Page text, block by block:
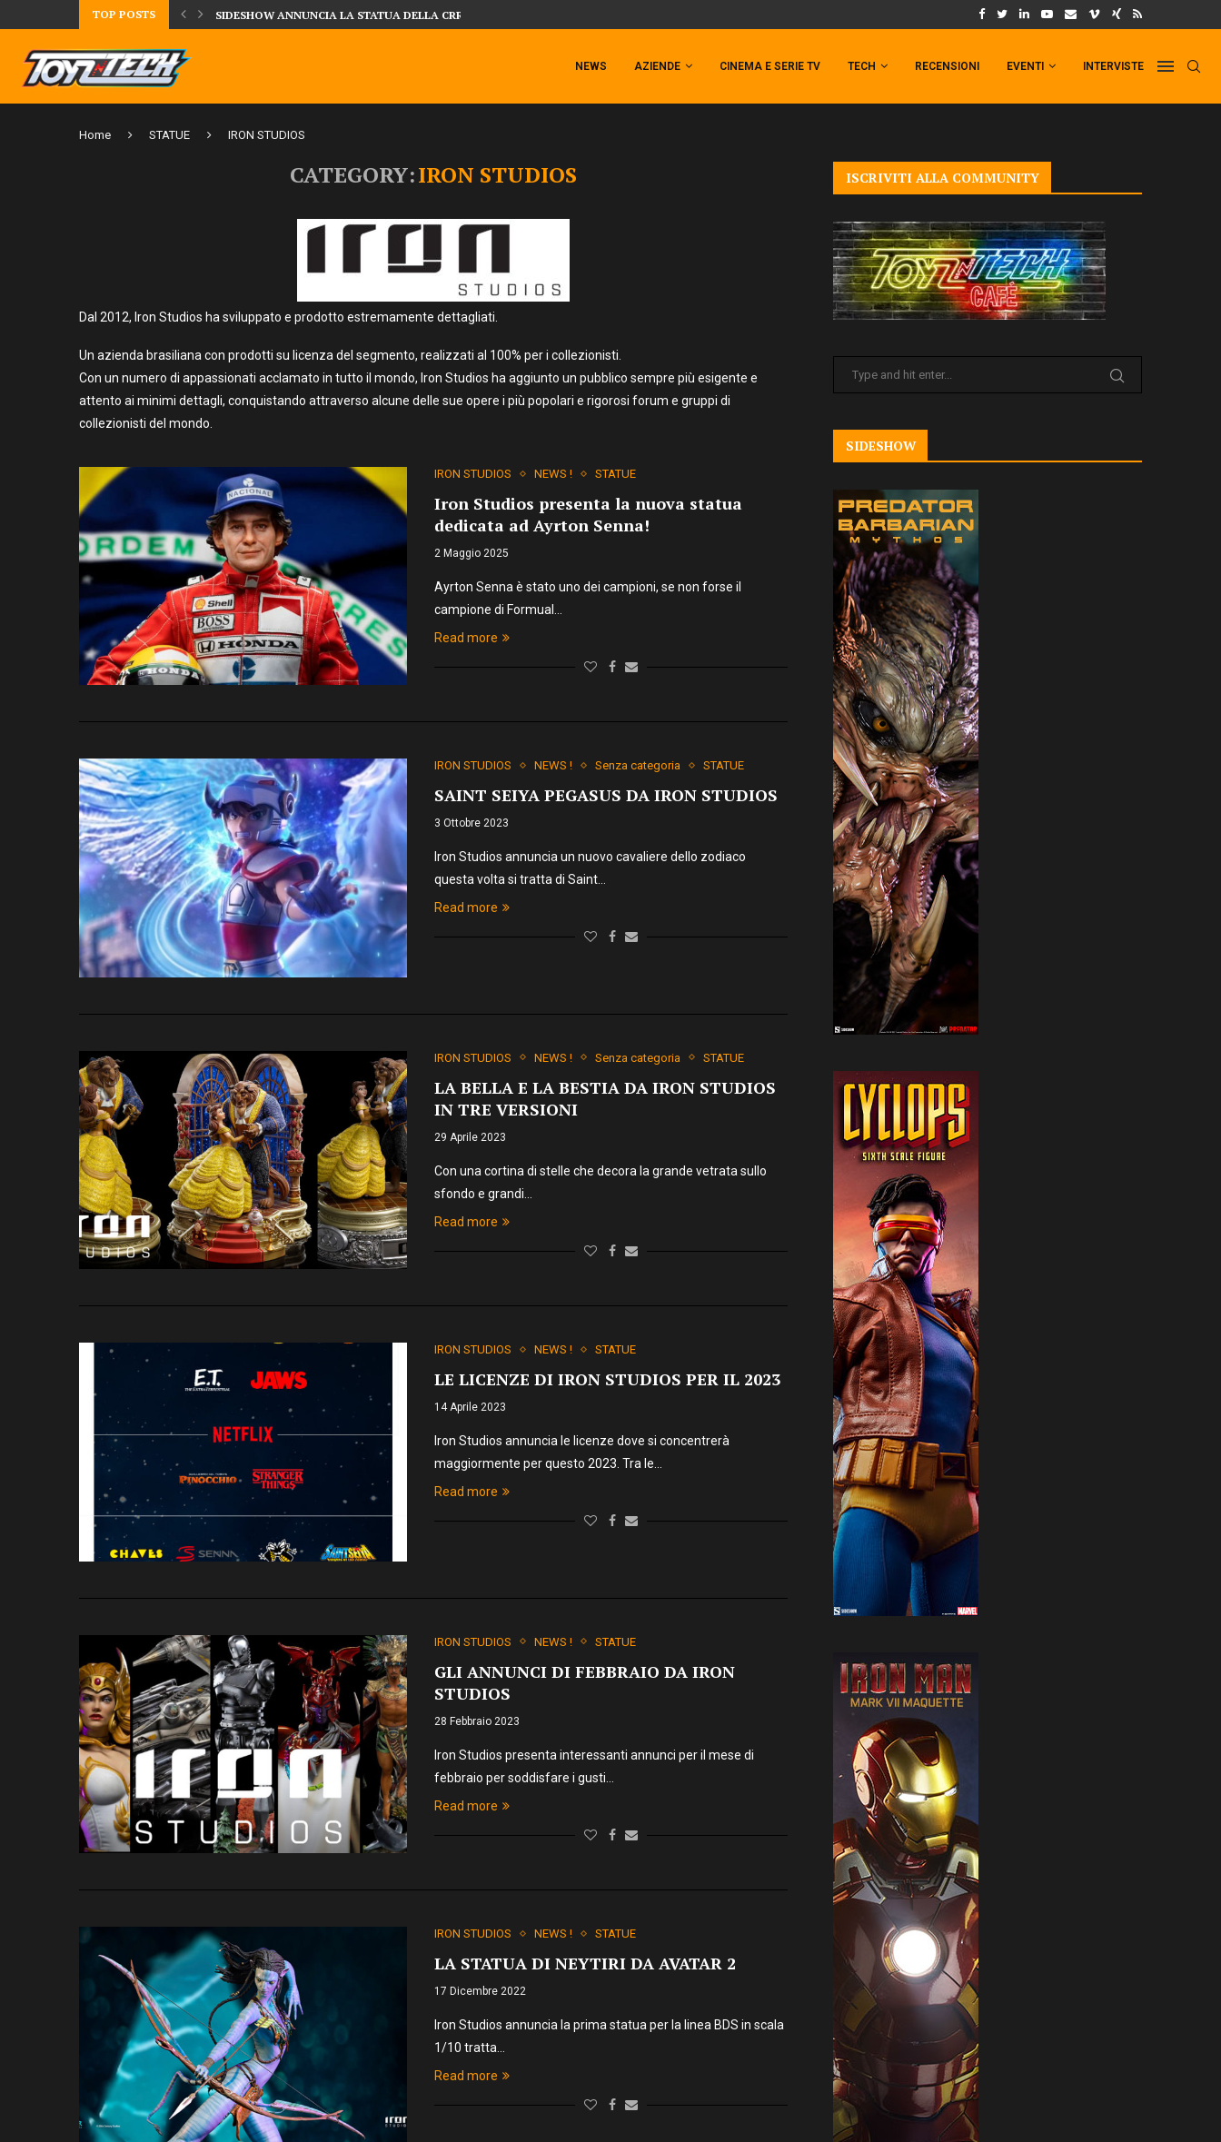
TOP POSTS DAL MONDO DEGLI X-MEN ARRIVA TEMPESTA TARGATA SIDESHOW! IL TRAILER DI FIST OF THE NORTH STAR!
NEWS AZIENDE CINEMA E SERIE TV TECH RECENSIONI EVENTI INTERVISTE
Home STATUE IRON STUDIOS
CATEGORY:IRON STUDIOS
Dal 2012, Iron Studios ha sviluppato e prodotto estremamente dettagliati.
Un azienda brasiliana con prodotti su licenza del segmento, realizzati al 100% per i collezionisti.
Con un numero di appassionati acclamato in tutto il mondo, Iron Studios ha aggiunto un pubblico sempre più esigente e
attento ai minimi dettagli, conquistando attraverso alcune delle sue opere i più popolari e rigorosi forum e gruppi di
collezionisti del mondo.
IRON STUDIOS NEWS ! STATUE
Iron Studios presenta la nuova statua
dedicata ad Ayrton Senna!
2 Maggio 2025
Ayrton Senna è stato uno dei campioni, se non forse il
campione di Formual…
Read more
IRON STUDIOS NEWS ! Senza categoria STATUE
SAINT SEIYA PEGASUS DA IRON STUDIOS
3 Ottobre 2023
Iron Studios annuncia un nuovo cavaliere dello zodiaco
questa volta si tratta di Saint…
Read more
IRON STUDIOS NEWS ! Senza categoria STATUE
LA BELLA E LA BESTIA DA IRON STUDIOS
IN TRE VERSIONI
29 Aprile 2023
Con una cortina di stelle che decora la grande vetrata sullo
sfondo e grandi…
Read more
IRON STUDIOS NEWS ! STATUE
LE LICENZE DI IRON STUDIOS PER IL 2023
14 Aprile 2023
Iron Studios annuncia le licenze dove si concentrerà
maggiormente per questo 2023. Tra le…
Read more
IRON STUDIOS NEWS ! STATUE
GLI ANNUNCI DI FEBBRAIO DA IRON
STUDIOS
28 Febbraio 2023
Iron Studios presenta interessanti annunci per il mese di
febbraio per soddisfare i gusti…
Read more
IRON STUDIOS NEWS ! STATUE
LA STATUA DI NEYTIRI DA AVATAR 2
17 Dicembre 2022
Iron Studios annuncia la prima statua per la linea BDS in scala
1/10 tratta…
Read more
ISCRIVITI ALLA COMMUNITY
SIDESHOW